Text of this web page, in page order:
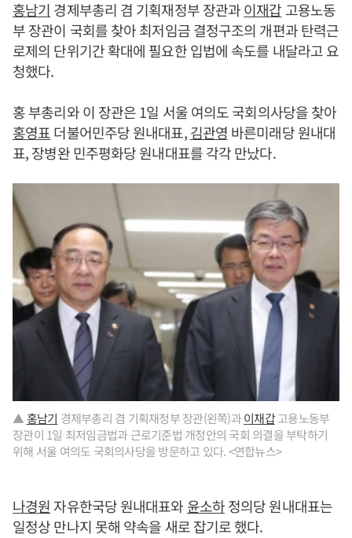
홍남기 경제부총리 겸 기획재정부 장관과이재갑 고용노동
부 장관이 국회를 찾아 최저임금 결정구조의 개편과 탄력근
로제의 단위기간 확대에 필요한 입법에 속도를 내달라고 요
청했다.
홍 부총리와 이 장관은 1일 서울 여의도 국회의사당을 찾아
홍영표더불어민주당 원내대표,김관영 바른미래당 원내대
표, 장병완 민주평화당 원내대표를 각각 만났다.
▲홍남기 경제부총리 겸 기획재정부 장관(왼쪽)과이재갑고용노동부
장관이 1일 최저임금법과 근로기준법 개정안의 국회 의결을 부탁하기
위해 서울 여의도 국회의사당을 방문하고 있다. <연합뉴스>
나경원 자유한국당 원내대표와 윤소하정의당 원내대표는
일정상 만나지 못해 약속을 새로 잡기로 했다.